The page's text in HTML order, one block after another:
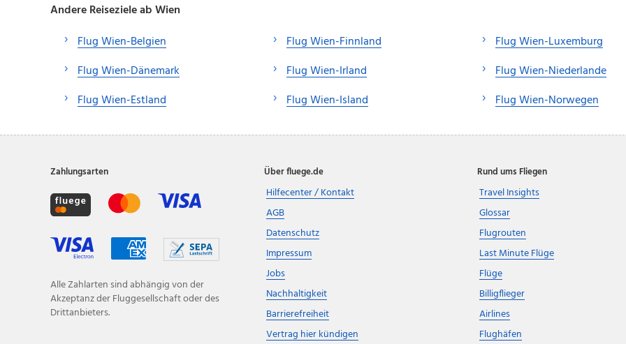
Andere Reiseziele ab Wien
Flug Wien-Belgien
Flug Wien-Dänemark
Flug Wien-Estland
Flug Wien-Finnland
Flug Wien-Irland
Flug Wien-Island
Flug Wien-Luxemburg
Flug Wien-Niederlande
Flug Wien-Norwegen